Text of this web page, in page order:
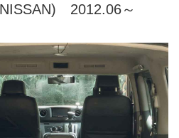
2012.06～